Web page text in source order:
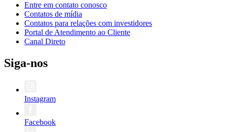
Entre em contato conosco
Contatos de mídia
Contatos para relações com investidores
Portal de Atendimento ao Cliente
Canal Direto
Siga-nos
Instagram
Facebook